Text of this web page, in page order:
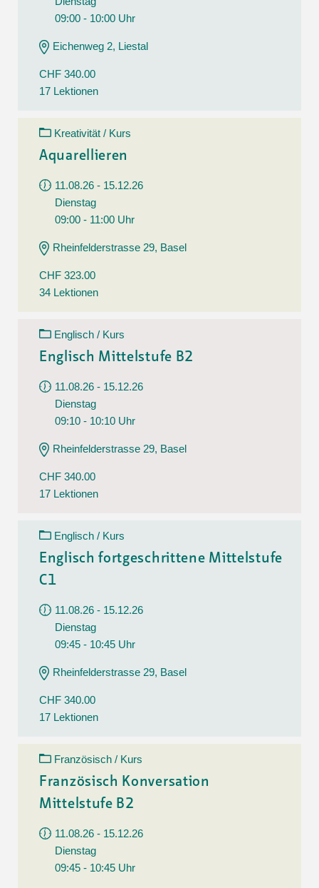
09:00 - 10:00 Uhr
Eichenweg 2, Liestal
CHF 340.00
17 Lektionen
Kreativität / Kurs
Aquarellieren
11.08.26 - 15.12.26
Dienstag
09:00 - 11:00 Uhr
Rheinfelderstrasse 29, Basel
CHF 323.00
34 Lektionen
Englisch / Kurs
Englisch Mittelstufe B2
11.08.26 - 15.12.26
Dienstag
09:10 - 10:10 Uhr
Rheinfelderstrasse 29, Basel
CHF 340.00
17 Lektionen
Englisch / Kurs
Englisch fortgeschrittene Mittelstufe
C1
11.08.26 - 15.12.26
Dienstag
09:45 - 10:45 Uhr
Rheinfelderstrasse 29, Basel
CHF 340.00
17 Lektionen
Französisch / Kurs
Französisch Konversation
Mittelstufe B2
11.08.26 - 15.12.26
Dienstag
09:45 - 10:45 Uhr